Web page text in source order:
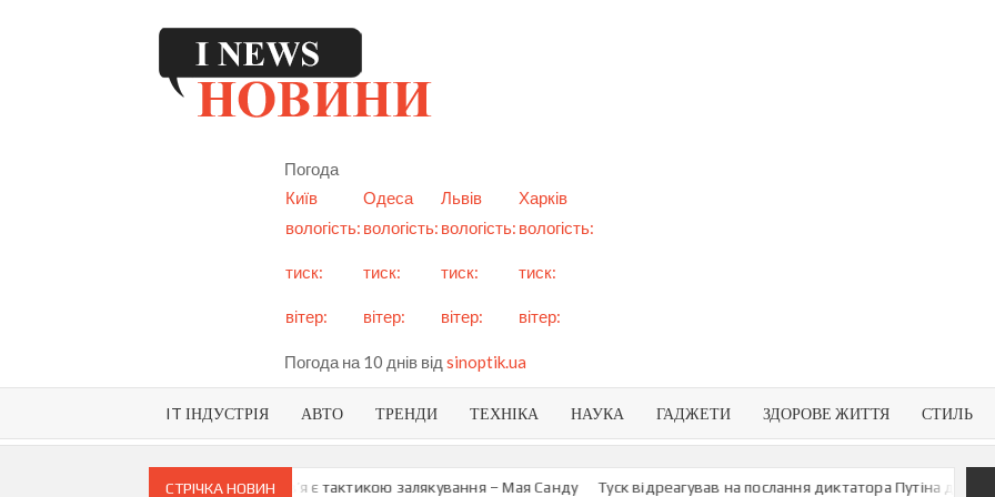
Погода
Київ
Одеса Львів
Харків
вологість:
тиск:
вітер:
вологість:
тиск:
вітер:
вологість:
тиск:
вітер:
вологість:
тиск:
вітер:
Погода на 10 днів від sinoptik.ua
IT ІНДУСТРІЯ АВТО ТРЕНДИ ТЕХНІКА НАУКА ГАДЖЕТИ ЗДОРОВЕ ЖИТТЯ СТИЛЬ
СТРІЧКА НОВИН
можливу анексію Придністров’я є тактикою залякування – Мая Санду Туск відреагував на послання диктатора Путіна до росіян